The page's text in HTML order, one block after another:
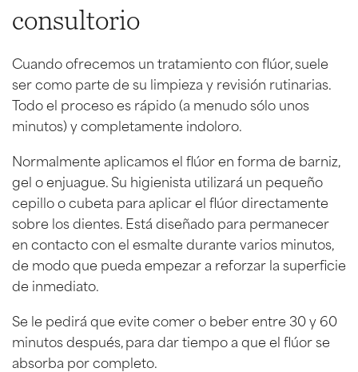
consultorio
Cuando ofrecemos un tratamiento con flúor, suele
ser como parte de su limpieza y revisión rutinarias.
Todo el proceso es rápido (a menudo sólo unos
minutos) y completamente indoloro.
Normalmente aplicamos el flúor en forma de barniz,
gel o enjuague. Su higienista utilizará un pequeño
cepillo o cubeta para aplicar el flúor directamente
sobre los dientes. Está diseñado para permanecer
en contacto con el esmalte durante varios minutos,
de modo que pueda empezar a reforzar la superficie
de inmediato.
Se le pedirá que evite comer o beber entre 30 y 60
minutos después, para dar tiempo a que el flúor se
absorba por completo.